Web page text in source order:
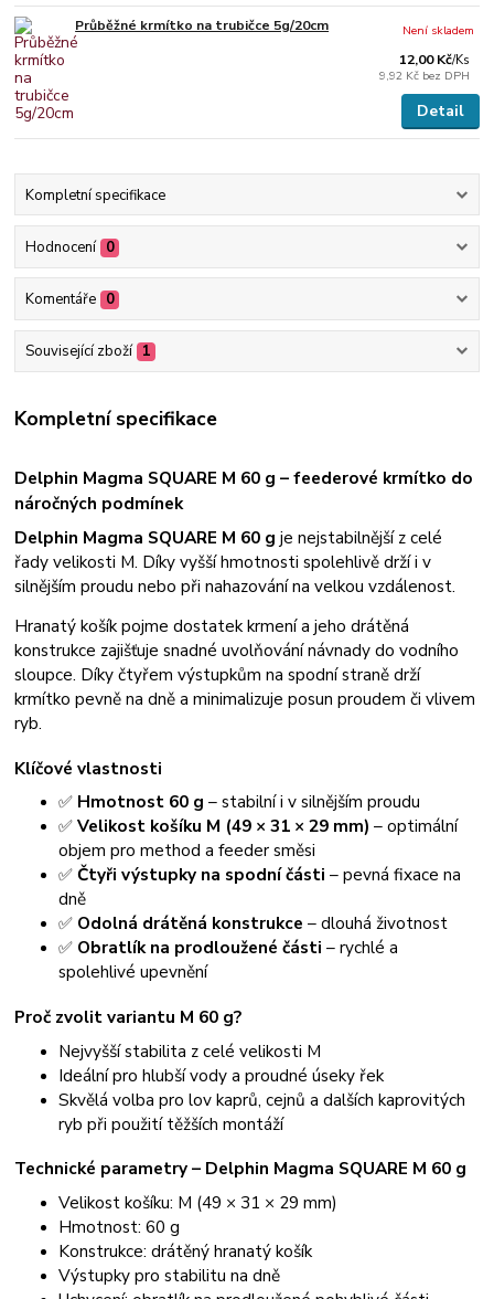
Průběžné krmítko na trubičce 5g/20cm
12,00 Kč/Ks
9,92 Kč bez DPH
Není skladem
Detail
Kompletní specifikace
Hodnocení 0
Komentáře 0
Související zboží 1
Kompletní specifikace
Delphin Magma SQUARE M 60 g – feederové krmítko do
náročných podmínek
Delphin Magma SQUARE M 60 g je nejstabilnější z celé
řady velikosti M. Díky vyšší hmotnosti spolehlivě drží i v
silnějším proudu nebo při nahazování na velkou vzdálenost.
Hranatý košík pojme dostatek krmení a jeho drátěná
konstrukce zajišťuje snadné uvolňování návnady do vodního
sloupce. Díky čtyřem výstupkům na spodní straně drží
krmítko pevně na dně a minimalizuje posun proudem či vlivem
ryb.
Klíčové vlastnosti
✅ Hmotnost 60 g – stabilní i v silnějším proudu
✅Velikost košíku M (49 × 31 × 29 mm) – optimální
objem pro method a feeder směsi
✅Čtyři výstupky na spodní části – pevná fixace na
dně
✅ Odolná drátěná konstrukce – dlouhá životnost
✅ Obratlík na prodloužené části – rychlé a
spolehlivé upevnění
Proč zvolit variantu M 60 g?
Nejvyšší stabilita z celé velikosti M
Ideální pro hlubší vody a proudné úseky řek
Skvělá volba pro lov kaprů, cejnů a dalších kaprovitých
ryb při použití těžších montáží
Technické parametry – Delphin Magma SQUARE M 60 g
Velikost košíku: M (49 × 31 × 29 mm)
Hmotnost: 60 g
Konstrukce: drátěný hranatý košík
Výstupky pro stabilitu na dně